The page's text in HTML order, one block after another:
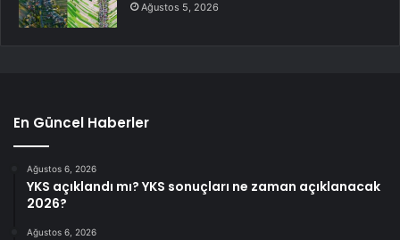
Ağustos 5, 2026
En Güncel Haberler
Ağustos 6, 2026
YKS açıklandı mı? YKS sonuçları ne zaman açıklanacak
2026?
Ağustos 6, 2026